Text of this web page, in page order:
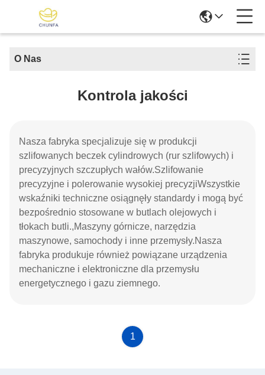
O Nas
Kontrola jakości
Nasza fabryka specjalizuje się w produkcji
szlifowanych beczek cylindrowych (rur szlifowych) i
precyzyjnych szczupłych wałów.Szlifowanie
precyzyjne i polerowanie wysokiej precyzjiWszystkie
wskaźniki techniczne osiągnęły standardy i mogą być
bezpośrednio stosowane w butlach olejowych i
tłokach butli.,Maszyny górnicze, narzędzia
maszynowe, samochody i inne przemysły.Nasza
fabryka produkuje również powiązane urządzenia
mechaniczne i elektroniczne dla przemysłu
energetycznego i gazu ziemnego.
1